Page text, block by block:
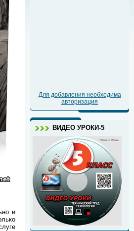
и
Для добавления необходима
авторизация
ВИДЕО УРОКИ-5